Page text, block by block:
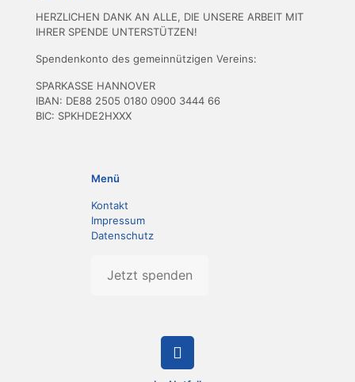
HERZLICHEN DANK AN ALLE, DIE UNSERE ARBEIT MIT
IHRER SPENDE UNTERSTÜTZEN!
Spendenkonto des gemeinnützigen Vereins:
SPARKASSE HANNOVER
IBAN: DE88 2505 0180 0900 3444 66
BIC: SPKHDE2HXXX
Menü
Kontakt
Impressum
Datenschutz
Jetzt spenden